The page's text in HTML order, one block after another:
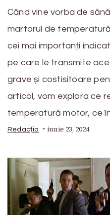
Când vine vorba de
martorul de
cei mai importanți
pe care le transmite
grave și costisitoare
articol, vom explora ce
temperatură motor, ce
Redacția iunie 23, 2024